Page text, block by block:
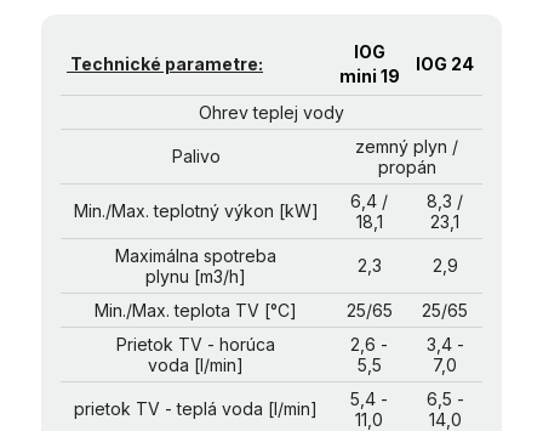
Technické parametre:
IOG
mini 19
IOG 24
Ohrev teplej vody
Palivo
zemný plyn /
propán
Min./Max. teplotný výkon [kW]
6,4 /
18,1
8,3 /
23,1
Maximálna spotreba
plynu [m3/h]
2,3 2,9
Min./Max. teplota TV [°C] 25/65
25/65
Prietok TV - horúca
voda [l/min]
2,6 -
5,5
3,4 -
7,0
prietok TV - teplá voda [l/min]
5,4 -
11,0
6,5 -
14,0